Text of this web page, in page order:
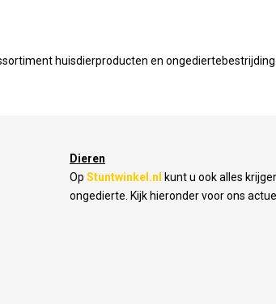
huisdierproducten en ongediertebestrijding
Dieren
Op Stuntwinkel.nl
kunt u ook alles
ongedierte. Kijk hieronder voor ons